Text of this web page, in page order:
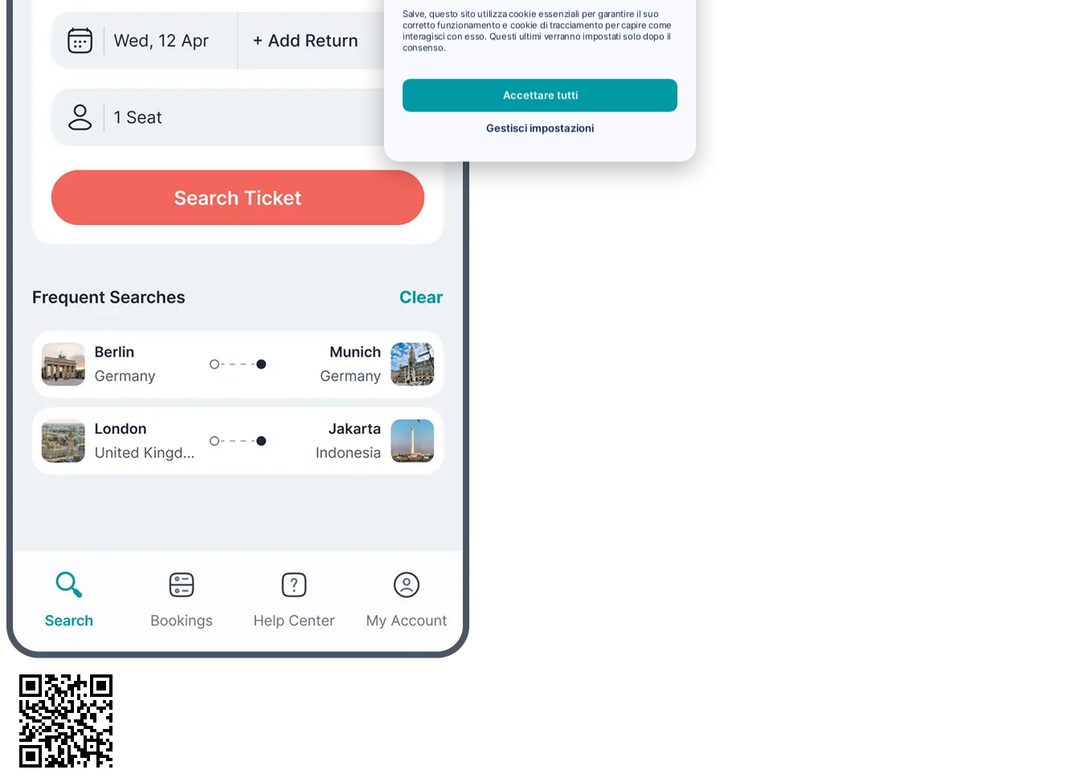
Salve, questo sito utilizza cookie essenziali per garantire il suo
corretto funzionamento e cookie di tracciamento per capire come
interagisci con esso. Questi ultimi verranno impostati solo dopo il
consenso.
Accettare tutti
Gestisci impostazioni